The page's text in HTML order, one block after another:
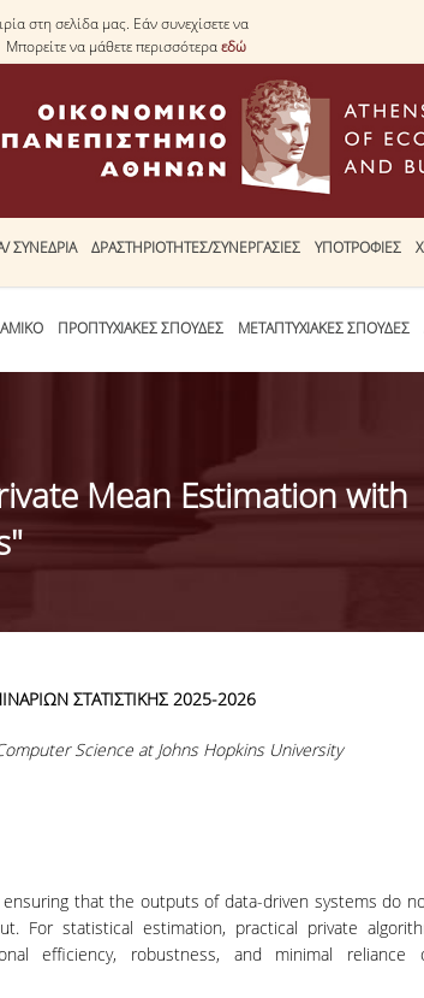
στη σελίδα μας. Εάν συνεχίσετε να
να μάθετε περισσότεραεδώ
ΣΥΝΕΔΡΙΑ ΔΡΑΣΤΗΡΙΟΤΗΤΕΣ/ΣΥΝΕΡΓΑΣΙΕΣ ΥΠΟΤΡΟΦΙΕΣ
ΠΡΟΠΤΥΧΙΑΚΕΣ ΣΠΟΥΔΕΣ ΜΕΤΑΠΤΥΧΙΑΚΕΣ ΣΠΟΥΔΕΣ
Mean Estimation with
ΣΤΑΤΙΣΤΙΚΗΣ 2025-2026
Science at Johns Hopkins University
that the outputs of data-driven systems do
For statistical estimation, practical private
efficiency, robustness, and minimal reliance
ΠΕΡΙΣΣΟΤΕΡΑ